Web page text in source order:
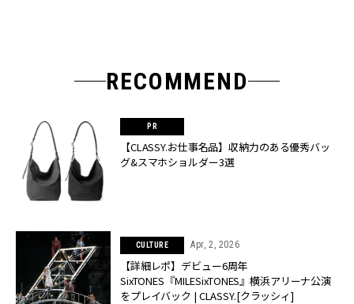
RECOMMEND
【CLASSY.お仕事名品】収納力のある優秀バッ
グ&スマホショルダー3選
CULTURE Apr, 2, 2026
【詳細レポ】デビュー6周年
SixTONES『MILESixTONES』横浜アリーナ公演
をプレイバック | CLASSY.[クラッシィ]